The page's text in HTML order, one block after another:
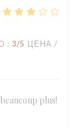
: 3/5 ЦЕНА /
plus!